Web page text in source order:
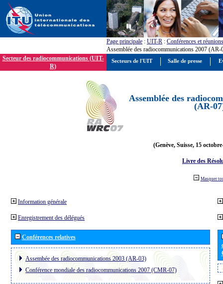
Page principale : UIT-R : Conférences et réunions
Assemblée des radiocommunications 2007 (AR-
Secteur des radiocommunications (UIT-
R)
Assemblée des
(AR-
(Genève, Suisse, 15
Livre des
Masquer
Information générale
Enregistrement des délégués
Conférences relatives
Assembée des radiocommunications 2003 (AR-03)
Conférence mondiale des radiocommunications 2007 (CMR-07)
Secteurs de l'UIT Salle de presse